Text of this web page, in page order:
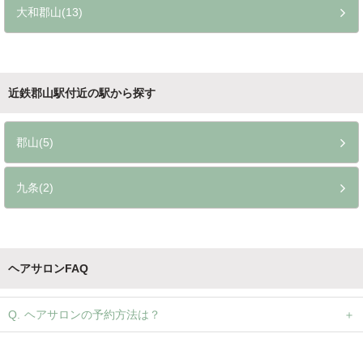
大和郡山(13)
近鉄郡山駅付近の駅から探す
郡山(5)
九条(2)
ヘアサロンFAQ
ヘアサロンの予約方法は？